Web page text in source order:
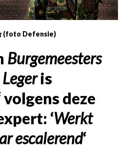
(foto Defensie)
Burgemeesters
Legeris
volgens deze
‘Werkt
escalerend‘